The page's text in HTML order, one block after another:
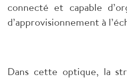
connecté et capable
d’approvisionnement à
Dans cette optique, la